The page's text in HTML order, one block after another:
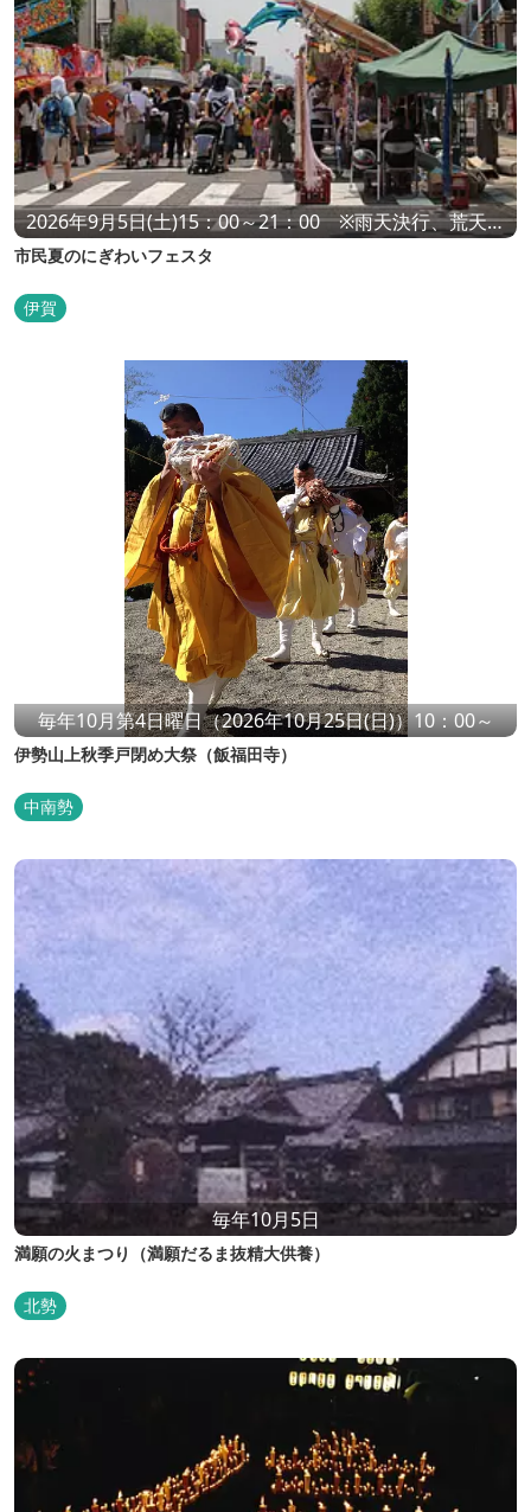
2026年9月5日(土)15：00～21：00 ※雨天決行、荒天中
止
市民夏のにぎわいフェスタ
伊賀
毎年10月第4日曜日（2026年10月25日(日)）10：00～
伊勢山上秋季戸閉め大祭（飯福田寺）
中南勢
毎年10月5日
満願の火まつり（満願だるま抜精大供養）
北勢